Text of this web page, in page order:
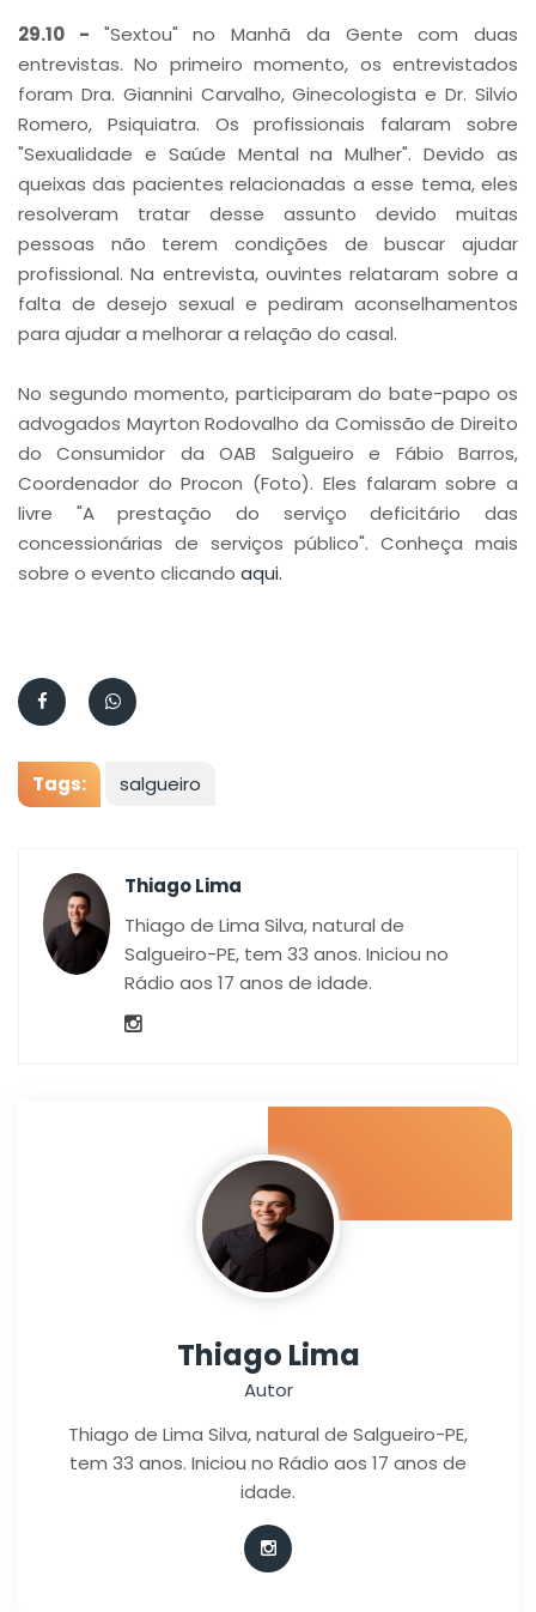
29.10 - "Sextou" no Manhã da Gente com duas
entrevistas. No primeiro momento, os entrevistados
foram Dra. Giannini Carvalho, Ginecologista e Dr. Silvio
Romero, Psiquiatra. Os profissionais falaram sobre
"Sexualidade e Saúde Mental na Mulher". Devido as
queixas das pacientes relacionadas a esse tema, eles
resolveram tratar desse assunto devido muitas
pessoas não terem condições de buscar ajudar
profissional. Na entrevista, ouvintes relataram sobre a
falta de desejo sexual e pediram aconselhamentos
para ajudar a melhorar a relação do casal.
No segundo momento, participaram do bate-papo os
advogados Mayrton Rodovalho da Comissão de Direito
do Consumidor da OAB Salgueiro e Fábio Barros,
Coordenador do Procon (Foto). Eles falaram sobre a
livre "A prestação do serviço deficitário das
concessionárias de serviços público". Conheça mais
sobre o evento clicando aqui.
Tags: salgueiro
Thiago Lima
Thiago de Lima Silva, natural de
Salgueiro-PE, tem 33 anos. Iniciou no
Rádio aos 17 anos de idade.
Thiago Lima
Autor
Thiago de Lima Silva, natural de Salgueiro-PE,
tem 33 anos. Iniciou no Rádio aos 17 anos de
idade.